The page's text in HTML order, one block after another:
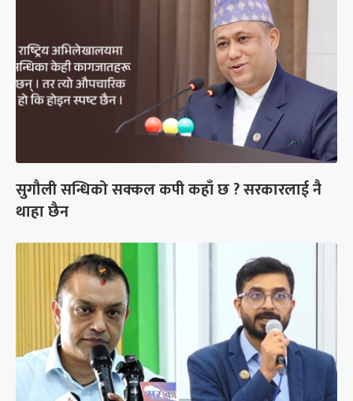
सुगौली सन्धिको सक्कल कपी कहाँ छ ? सरकारलाई नै
थाहा छैन